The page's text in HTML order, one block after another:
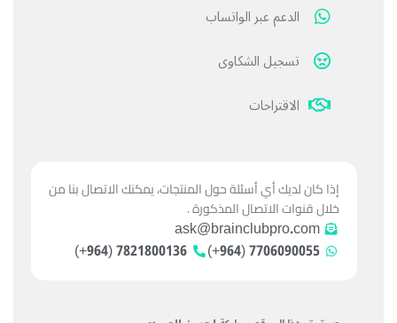
الدعم عبر الواتساب
تسجيل الشكاوى
الاقتراحات
إذا كان لديك أي أسئلة حول المنتجات، يمكنك الاتصال بنا من
خلال قنوات الاتصال المذكورة .
ask@brainclubpro.com
7706090055 (964+)
7821800136 (964+)